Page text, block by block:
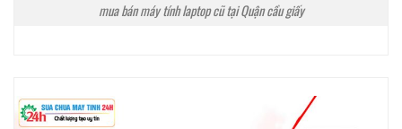
mua bán máy tính laptop cũ tại Quận cầu giấy